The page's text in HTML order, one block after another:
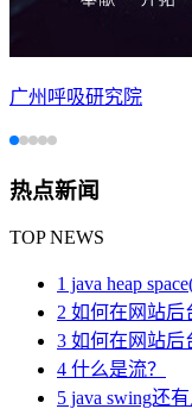
广州呼吸研究院
热点新闻
TOP NEWS
1 java heap
2 如何在网站后
3 如何在网站后
4 什么是流？
5 java swing还